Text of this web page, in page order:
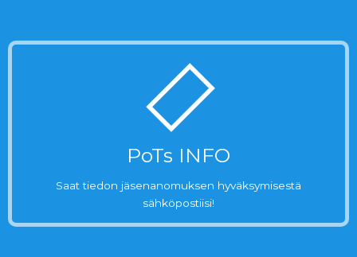
PoTs INFO
Saat tiedon jäsenanomuksen hyväksymisestä
sähköpostiisi!